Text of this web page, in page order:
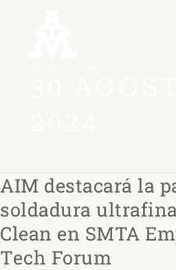
AIM destacará la
soldadura ultrafina
Clean en SMTA
Tech Forum
AIM
destacará
la
pasta
de